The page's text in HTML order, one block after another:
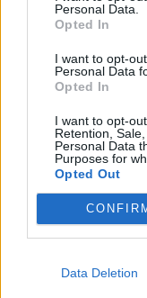
Personal Data.
Opted In
I want to opt-
Personal Data
Opted In
I want to opt-
Retention,
Personal Data
Purposes for
Opted Out
Data Deletion
με ενοχλούν
να κάνουμε
Ασλανίδου
αυτή
ενοχλείται